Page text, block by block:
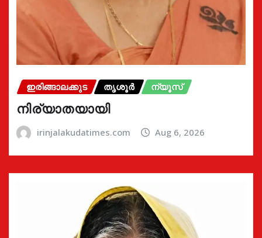
ഇരിങ്ങാലക്കുട തൃശൂർ ന്യൂസ്
നിര്യാതയായി
irinjalakudatimes.com Aug 6, 2026